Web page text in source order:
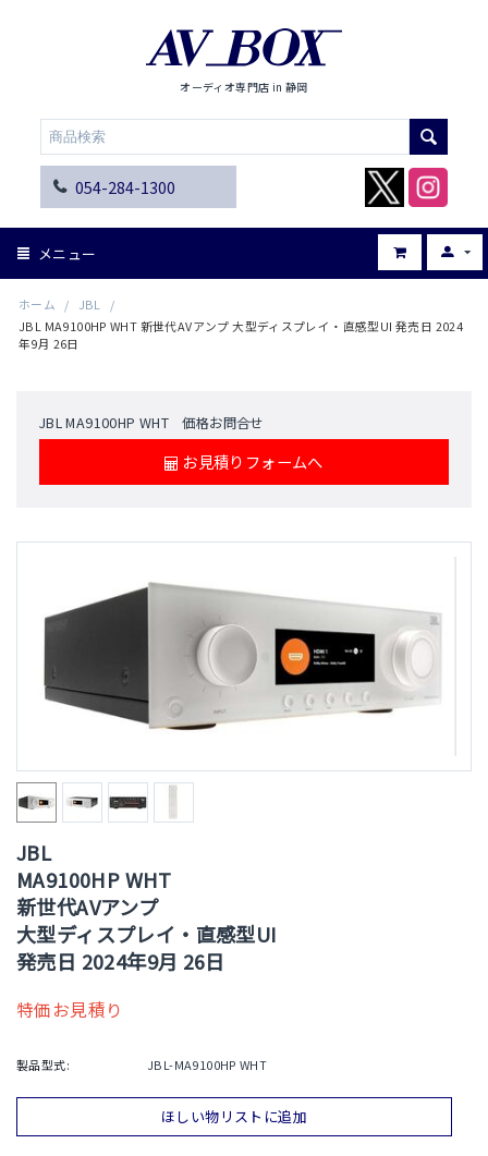
オーディオ専門店 in 静岡
054-284-1300
メニュー
ホーム / JBL
/
JBL MA9100HP WHT 新世代AVアンプ 大型ディスプレイ・直感型UI 発売日 2024
年9月 26日
JBL MA9100HP WHT 価格お問合せ
お見積りフォームへ
JBL
MA9100HP WHT
新世代AVアンプ
大型ディスプレイ・直感型UI
発売日 2024年9月 26日
特価お見積り
製品型式: JBL-MA9100HP WHT
ほしい物リストに追加